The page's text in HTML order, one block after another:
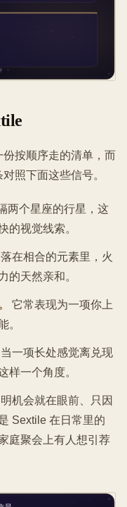
按顺序走的清单，而
照下面这些信号。
两个星座的行星，这
的视觉线索。
在相合的元素里，火
的天然亲和。
它常表现为一项你上
。
当一项长处感觉离兑现
样一个角度。
机会就在眼前、只因
Sextile 在日常里的
庭聚会上有人想引荐